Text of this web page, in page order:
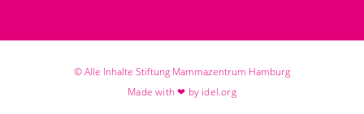
© Alle Inhalte Stiftung Mammazentrum Hamburg
Made with ❤ by idel.org